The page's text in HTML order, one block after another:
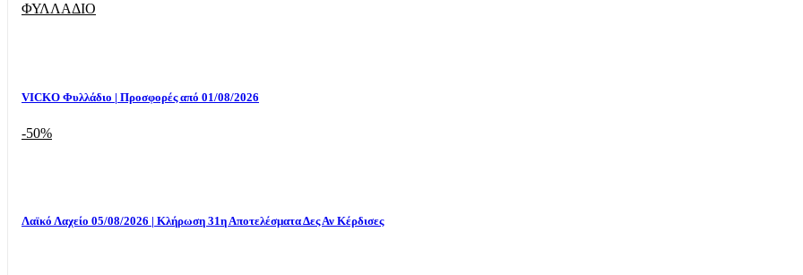
ΦΥΛΛΑΔΙΟ
VICKO Φυλλάδιο | Προσφορές από 01/08/2026
-50%
Λαϊκό Λαχείο 05/08/2026 | Κλήρωση 31η Αποτελέσματα Δες Αν Κέρδισες